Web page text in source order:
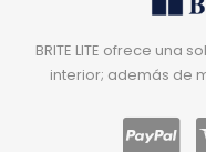
BRITE LITE ofrece una
interior; además de